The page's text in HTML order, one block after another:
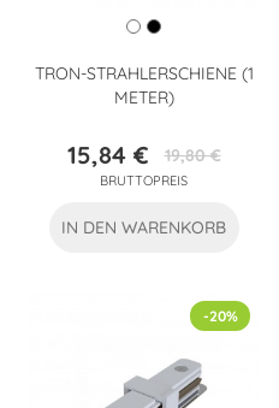
TRON-STRAHLERSCHIENE (1
METER)
Preis
15,84 €Verkaufspreis
19,80 €
BRUTTOPREIS
IN DEN WARENKORB
-20%